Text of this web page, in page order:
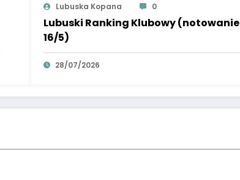
Lubuska Kopana 0
Lubuski Ranking Klubowy (notowanie
16/5)
28/07/2026